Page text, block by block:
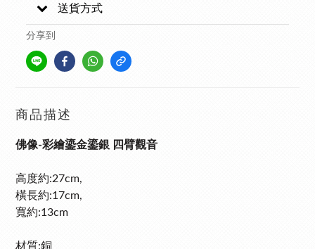
送貨方式
分享到
商品描述
佛像-彩繪鎏金鎏銀 四臂觀音
高度約:27cm,
橫長約:17cm,
寬約:13cm
材質:銅